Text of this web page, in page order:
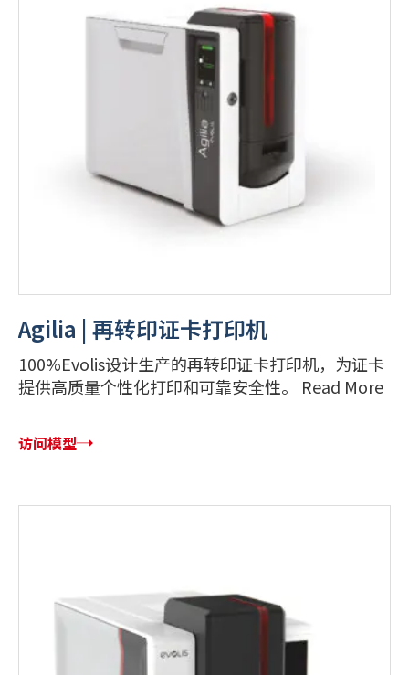
Agilia | 再转印证卡打印机
100%Evolis设计生产的再转印证卡打印机，为证卡
提供高质量个性化打印和可靠安全性。 Read More
访问模型